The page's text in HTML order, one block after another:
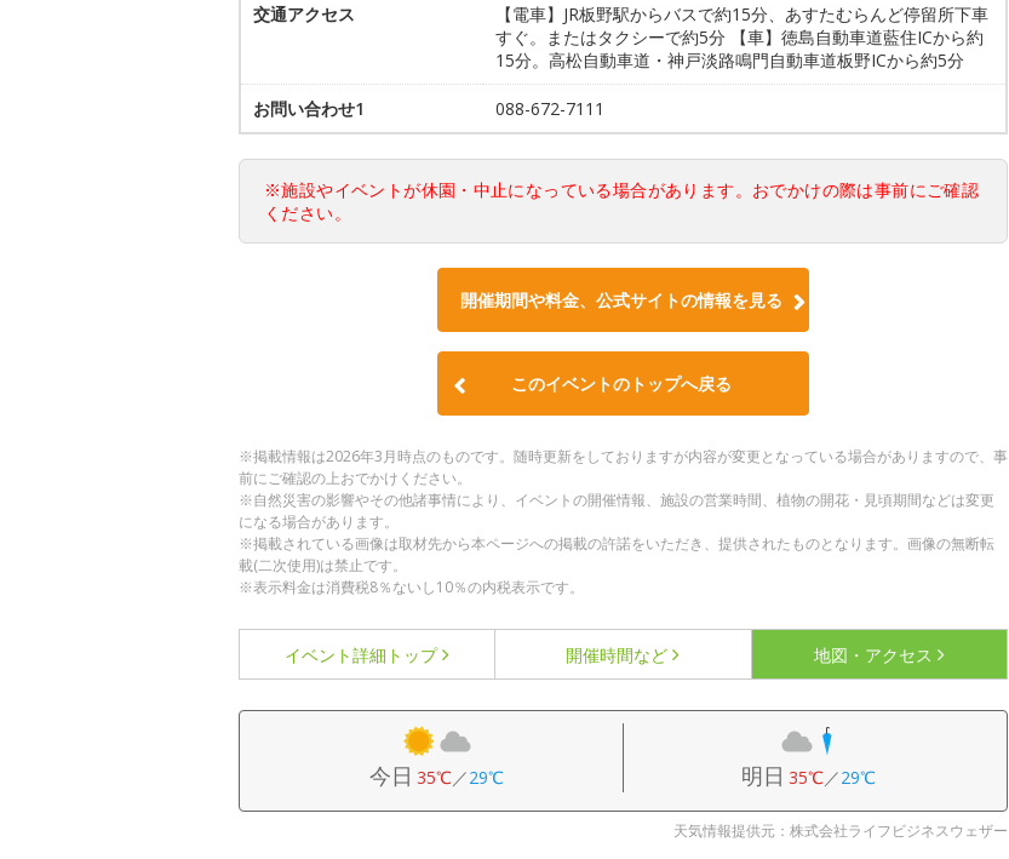
交通アクセス
【電車】JR板野駅からバスで約15分、あすたむらんど停留所下車
すぐ。またはタクシーで約5分 【車】徳島自動車道藍住ICから約
15分。高松自動車道・神戸淡路鳴門自動車道板野ICから約5分
お問い合わせ1 088-672-7111
※施設やイベントが休園・中止になっている場合があります。おでかけの際は事前にご確認
ください。
開催期間や料金、公式サイトの情報を見る
このイベントのトップへ戻る
※掲載情報は2026年3月時点のものです。随時更新をしておりますが内容が変更となっている場合がありますので、事
前にご確認の上おでかけください。
※自然災害の影響やその他諸事情により、イベントの開催情報、施設の営業時間、植物の開花・見頃期間などは変更
になる場合があります。
※掲載されている画像は取材先から本ページへの掲載の許諾をいただき、提供されたものとなります。画像の無断転
載(二次使用)は禁止です。
※表示料金は消費税8％ないし10％の内税表示です。
イベント詳細 トップ 開催時間など 地図・アクセス
今日 35℃／29℃ 明日 35℃／29℃
天気情報提供元：株式会社ライフビジネスウェザー